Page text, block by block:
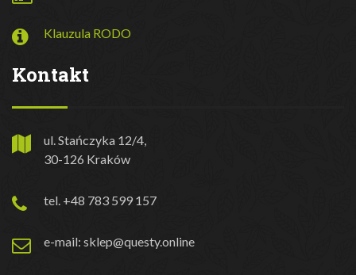
Klauzula RODO
Kontakt
ul. Stańczyka 12/4,
30-126 Kraków
tel. +48 783 599 157
e-mail: sklep@questy.online